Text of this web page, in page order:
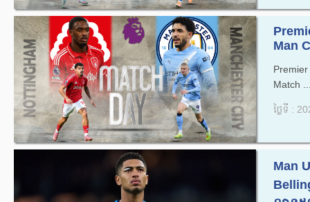
Man
Match
ថ្ងៃទី :
Man